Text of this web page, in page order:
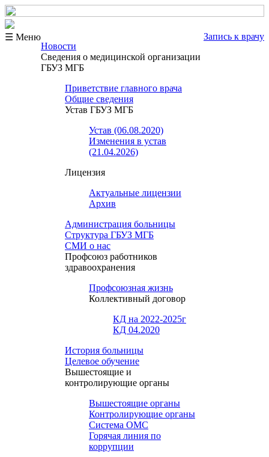
☰ Меню
Запись к врачу
Новости
Сведения о медицинской организации
ГБУЗ МГБ
Приветствие главного врача
Общие сведения
Устав ГБУЗ МГБ
Устав (06.08.2020)
Изменения в устав
(21.04.2026)
Лицензия
Актуальные лицензии
Архив
Администрация больницы
Структура ГБУЗ МГБ
СМИ о нас
Профсоюз работников
здравоохранения
Профсоюзная жизнь
Коллективный договор
КД на 2022-2025г
КД 04.2020
История больницы
Целевое обучение
Вышестоящие и
контролирующие органы
Вышестоящие органы
Контролирующие органы
Система ОМС
Горячая линия по
коррупции